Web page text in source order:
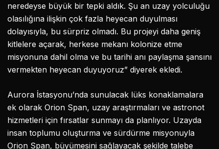
neredeyse büyük bir tepki aldık. Şu an uzay yolculuğu
olasılığına ilişkin çok fazla heyecan duyulması
dolayısıyla, bu sürpriz olmadı. Bu projeyi daha geniş
kitlelere açarak, herkese mekanı kolonize etme
misyonuna dahil olma ve bu tarihi anı paylaşma şansını
vermekten heyecan duyuyoruz” diyerek ekledi.
Aurora İstasyonu’nda sunulacak lüks konaklamalara
ek olarak Orion Span, uzay araştırmaları ve astronot
hizmetleri için fırsatlar sunmayı da planlıyor. Uzayda
insan toplumu oluşturma ve sürdürme misyonuyla
Orion Span, büyümesini sağlayacak şekilde talebe